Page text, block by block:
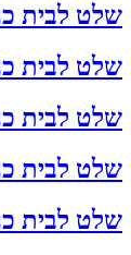
שלט לבית
שלט לבית
שלט לבית
שלט לבית
שלט לבית